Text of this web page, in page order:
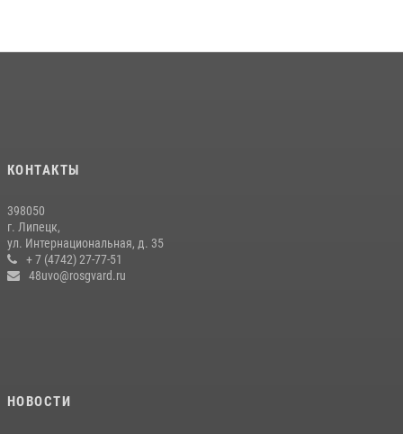
КОНТАКТЫ
398050
г. Липецк,
ул. Интернациональная, д. 35
+ 7 (4742) 27-77-51
48uvo@rosgvard.ru
НОВОСТИ